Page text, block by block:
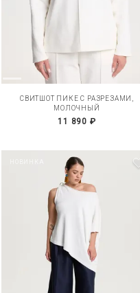
СВИТШОТ ПИКЕ С РАЗРЕЗАМИ,
МОЛОЧНЫЙ
11 890 ₽